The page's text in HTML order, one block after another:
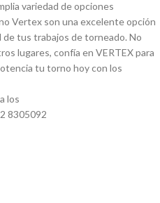
variedad de opciones
Vertex son una excelente opción
de tus trabajos de torneado. No
lugares, confí­a en VERTEX para
tu torno hoy con los
los
8305092